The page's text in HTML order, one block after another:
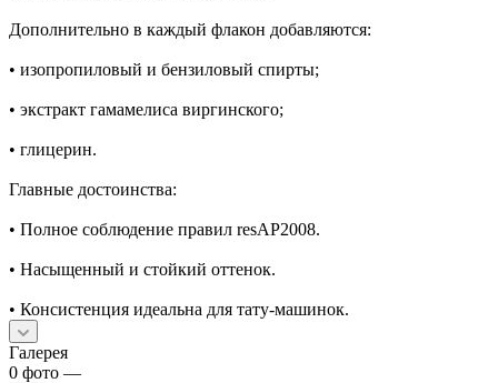
Дополнительно в каждый флакон добавляются:
• изопропиловый и бензиловый спирты;
• экстракт гамамелиса виргинского;
• глицерин.
Главные достоинства:
• Полное соблюдение правил resAP2008.
• Насыщенный и стойкий оттенок.
• Консистенция идеальна для тату-машинок.
Галерея
0 фото —